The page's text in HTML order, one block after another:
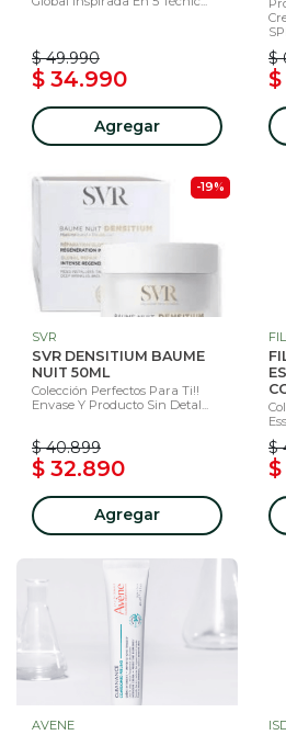
$ 49.990
$ 34.990
Agregar
$
-19%
SVR
SVR DENSITIUM BAUME
NUIT 50ML
Colección Perfectos Para Ti!!
Envase Y Producto Sin Detal...
$ 40.899
$ 32.890
Agregar
$
$
AVENE